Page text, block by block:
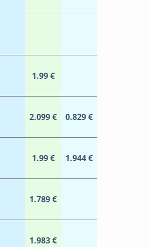
1.99 €
2.099 € 0.829 €
1.99 € 1.944 €
1.789 €
1.983 €